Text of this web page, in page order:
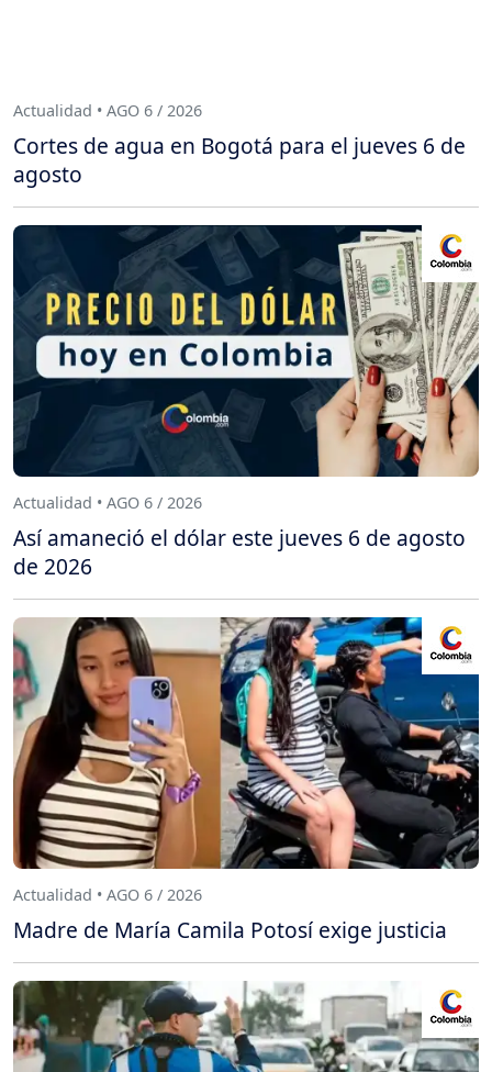
Actualidad • AGO 6 / 2026
Cortes de agua en Bogotá para el jueves 6 de
agosto
Actualidad • AGO 6 / 2026
Así amaneció el dólar este jueves 6 de agosto
de 2026
Actualidad • AGO 6 / 2026
Madre de María Camila Potosí exige justicia